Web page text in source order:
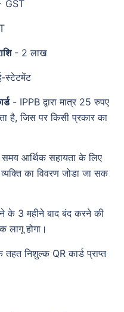
GST
- 2 लाख
स्टेटमेंट
- IPPB द्वारा मात्र 25 रुपए
है, जिस पर किसी प्रकार का
आर्थिक सहायता के लिए
का विवरण जोडा जा सक
के 3 महीने बाद बंद करने की
लागू होगा।
निशुल्क QR कार्ड प्राप्त